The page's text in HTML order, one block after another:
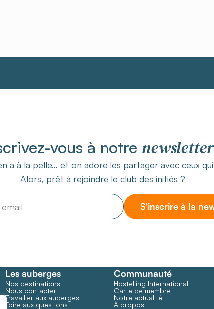
vous à notre newsletter
a à la pelle… et on adore les partager avec ceux
Alors, prêt à rejoindre le club des initiés ?
S'inscrire à la
Les auberges
Nos destinations
Nous contacter
Travailler aux auberges
Foire aux questions
Communauté
Hostelling International
Carte de membre
Notre actualité
À propos